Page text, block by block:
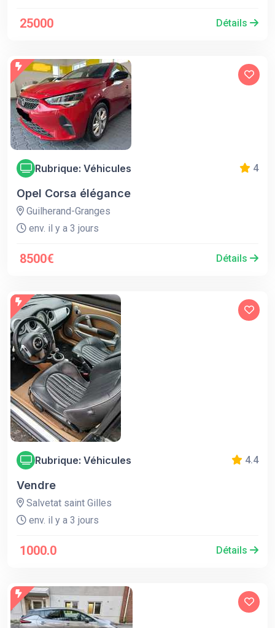
25000 Détails
Rubrique: Véhicules 4
Opel Corsa élégance
Guilherand-Granges
env. il y a 3 jours
8500€ Détails
Rubrique: Véhicules 4.4
Vendre
Salvetat saint Gilles
env. il y a 3 jours
1000.0 Détails